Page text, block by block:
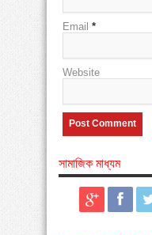
Email *
Website
সামাজিক মাধ্যম